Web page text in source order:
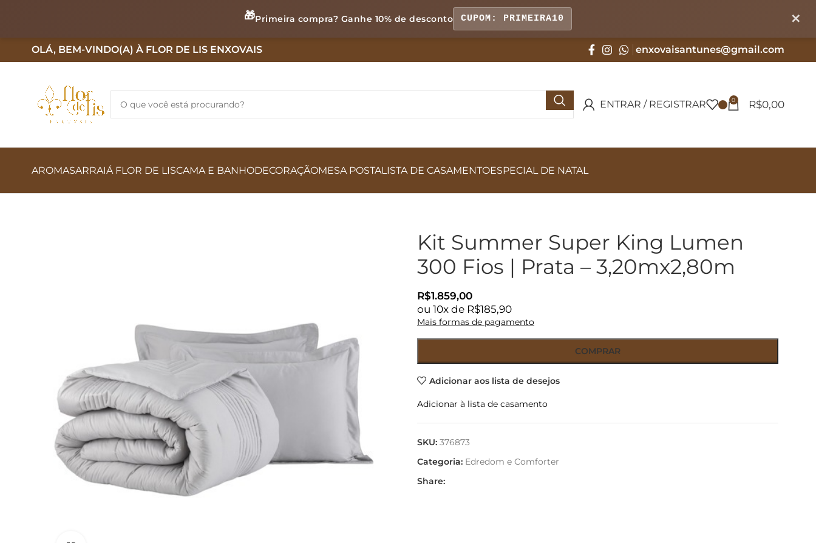
🎁Primeira compra? Ganhe 10% de desconto CUPOM: PRIMEIRA10 ✕
OLÁ, BEM-VINDO(A) À FLOR DE LIS ENXOVAIS enxovaisantunes@gmail.com
ENTRAR / REGISTRAR 0 R$0,00
AROMASARRAIÁ FLOR DE LISCAMA E BANHODECORAÇÃOMESA POSTALISTA DE CASAMENTOESPECIAL DE NATAL
Kit Summer Super King Lumen
300 Fios | Prata – 3,20mx2,80m
R$1.859,00
ou 10x de R$185,90
Mais formas de pagamento
COMPRAR
Adicionar aos lista de desejos
Adicionar à lista de casamento
SKU: 376873
Categoria: Edredom e Comforter
Share: